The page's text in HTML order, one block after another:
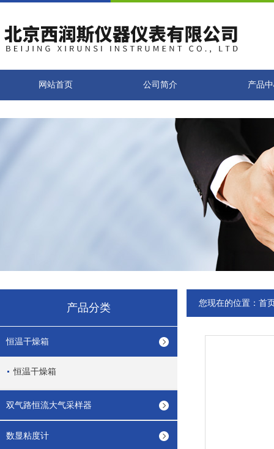
网站首页 公司简介 产品
产品分类
恒温干燥箱
恒温干燥箱
双气路恒流大气采样器
数显粘度计
您现在的位置： 首